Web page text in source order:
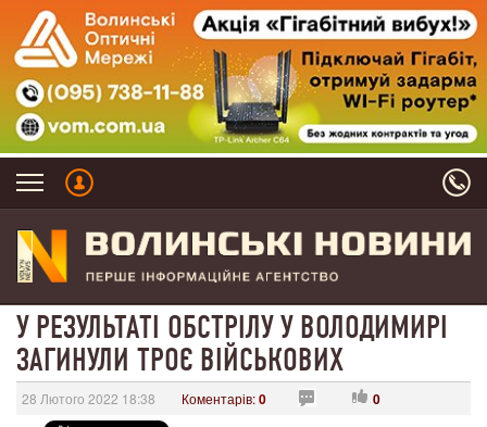
У РЕЗУЛЬТАТІ ОБСТРІЛУ У ВОЛОДИМИРІ
ЗАГИНУЛИ ТРОЄ ВІЙСЬКОВИХ
28 Лютого 2022 18:38 Коментарів:0 0